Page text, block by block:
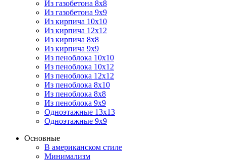
Из газобетона 8х8
Из газобетона 9х9
Из кирпича 10х10
Из кирпича 12х12
Из кирпича 8х8
Из кирпича 9х9
Из пеноблока 10х10
Из пеноблока 10х12
Из пеноблока 12х12
Из пеноблока 8х10
Из пеноблока 8х8
Из пеноблока 9х9
Одноэтажные 13х13
Одноэтажные 9х9
Основные
В американском стиле
Минимализм